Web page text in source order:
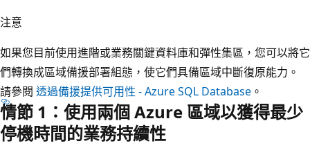
注意
如果您目前使用進階或業務關鍵資料庫和彈性集區，您可以將它
們轉換成區域備援部署組態，使它們具備區域中斷復原能力。
請參閱 透過備援提供可用性 - Azure SQL Database 。
情節 1：使用兩個 Azure 區域以獲得最少
停機時間的業務持續性